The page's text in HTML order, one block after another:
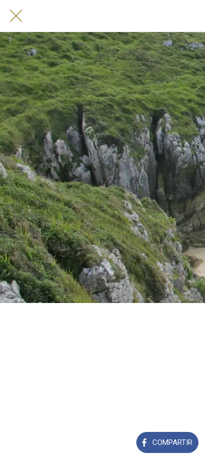
COMPARTIR